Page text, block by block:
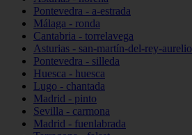
Pontevedra - a-estrada
Málaga - ronda
Cantabria - torrelavega
Asturias - san-martín-del-rey-aurelio
Pontevedra - silleda
Huesca - huesca
Lugo - chantada
Madrid - pinto
Sevilla - carmona
Madrid - fuenlabrada